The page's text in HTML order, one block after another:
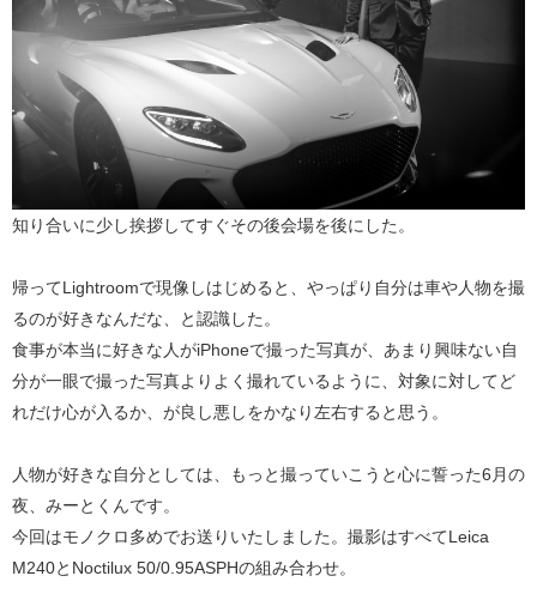
知り合いに少し挨拶してすぐその後会場を後にした。
帰ってLightroomで現像しはじめると、やっぱり自分は車や人物を撮
るのが好きなんだな、と認識した。
食事が本当に好きな人がiPhoneで撮った写真が、あまり興味ない自
分が一眼で撮った写真よりよく撮れているように、対象に対してど
れだけ心が入るか、が良し悪しをかなり左右すると思う。
人物が好きな自分としては、もっと撮っていこうと心に誓った6月の
夜、みーとくんです。
今回はモノクロ多めでお送りいたしました。撮影はすべてLeica
M240とNoctilux 50/0.95ASPHの組み合わせ。